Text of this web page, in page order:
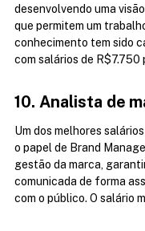
desenvolvendo uma
que permitem um
conhecimento tem sido
com salários de R$7.750
10. Analista de
Um dos melhores
o papel de Brand
gestão da marca,
comunicada de forma
com o público. O salário